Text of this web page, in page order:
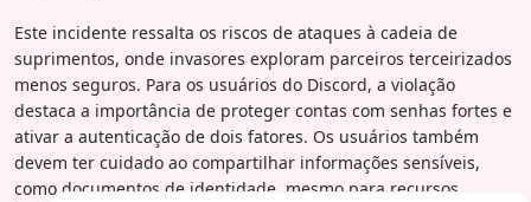
Este incidente ressalta os riscos de ataques à cadeia de
suprimentos, onde invasores exploram parceiros terceirizados
menos seguros. Para os usuários do Discord, a violação
destaca a importância de proteger contas com senhas fortes e
ativar a autenticação de dois fatores. Os usuários também
devem ter cuidado ao compartilhar informações sensíveis,
como documentos de identidade, mesmo para recursos